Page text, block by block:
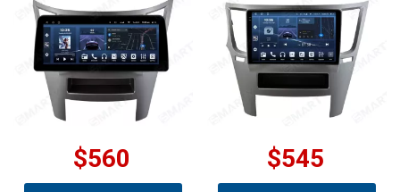
$560 $545